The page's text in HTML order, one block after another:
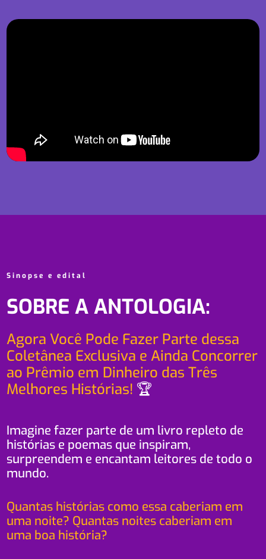
Sinopse e edital
SOBRE A ANTOLOGIA:
Agora Você Pode Fazer Parte dessa
Coletânea Exclusiva e Ainda Concorrer
ao Prêmio em Dinheiro das Três
Melhores Histórias! 🏆
Imagine fazer parte de um livro repleto de
histórias e poemas que inspiram,
surpreendem e encantam leitores de todo o
mundo.
Quantas histórias como essa caberiam em
uma noite? Quantas noites caberiam em
uma boa história?